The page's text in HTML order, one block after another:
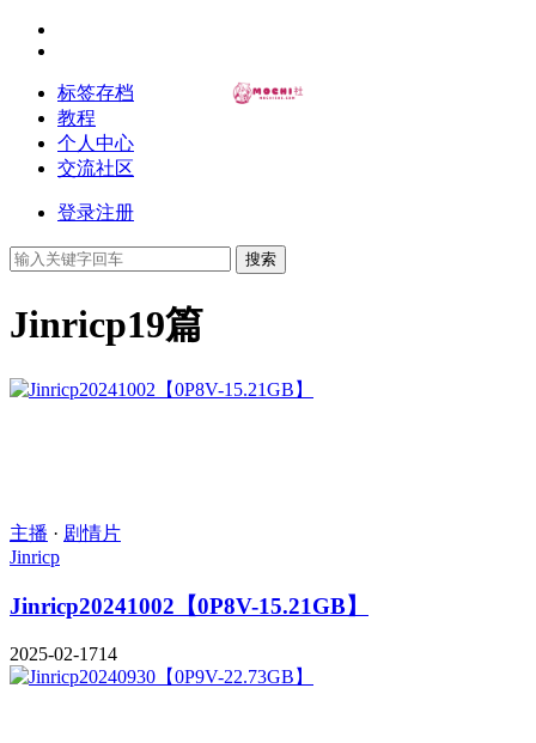
标签存档
教程
个人中心
交流社区
登录注册
搜索
Jinricp19篇
主播 · 剧情片
Jinricp
Jinricp20241002【0P8V-15.21GB】
2025-02-1714